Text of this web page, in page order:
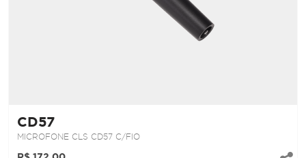
CD57
MICROFONE CLS CD57 C/FIO